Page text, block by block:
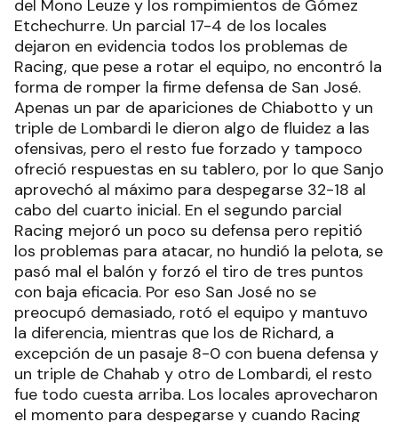
del Mono Leuze y los rompimientos de Gómez
Etchechurre. Un parcial 17-4 de los locales
dejaron en evidencia todos los problemas de
Racing, que pese a rotar el equipo, no encontró la
forma de romper la firme defensa de San José.
Apenas un par de apariciones de Chiabotto y un
triple de Lombardi le dieron algo de fluidez a las
ofensivas, pero el resto fue forzado y tampoco
ofreció respuestas en su tablero, por lo que Sanjo
aprovechó al máximo para despegarse 32-18 al
cabo del cuarto inicial. En el segundo parcial
Racing mejoró un poco su defensa pero repitió
los problemas para atacar, no hundió la pelota, se
pasó mal el balón y forzó el tiro de tres puntos
con baja eficacia. Por eso San José no se
preocupó demasiado, rotó el equipo y mantuvo
la diferencia, mientras que los de Richard, a
excepción de un pasaje 8-0 con buena defensa y
un triple de Chahab y otro de Lombardi, el resto
fue todo cuesta arriba. Los locales aprovecharon
el momento para despegarse y cuando Racing